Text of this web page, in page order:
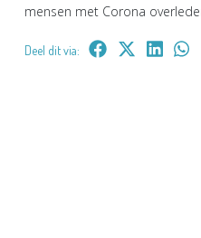
mensen met Corona
Deel dit via: